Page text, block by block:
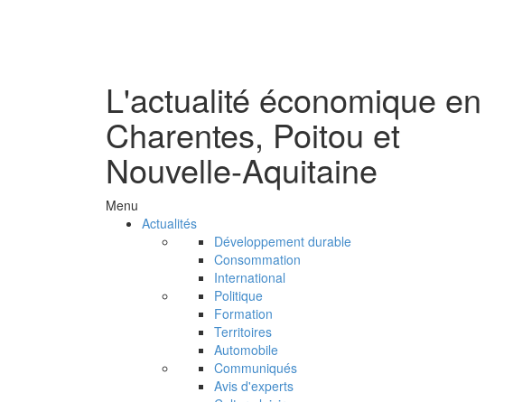
L'actualité économique en
Charentes, Poitou et
Nouvelle-Aquitaine
Menu
Actualités
Développement durable
Consommation
International
Politique
Formation
Territoires
Automobile
Communiqués
Avis d'experts